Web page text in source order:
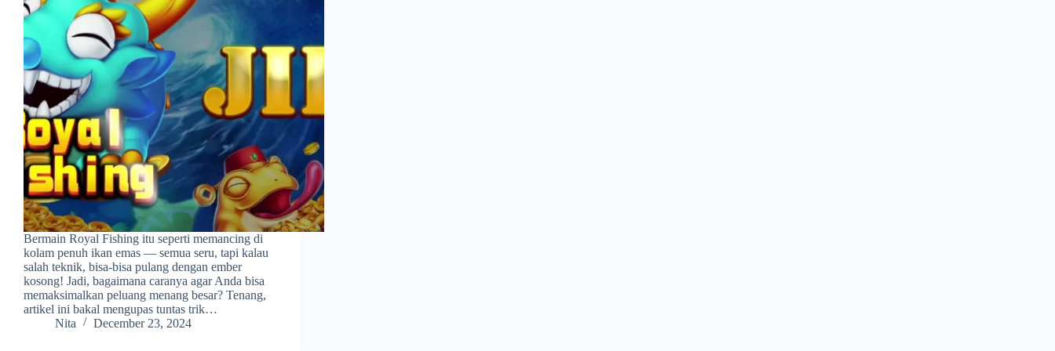
Bermain Royal Fishing itu seperti memancing di
kolam penuh ikan emas — semua seru, tapi kalau
salah teknik, bisa-bisa pulang dengan ember
kosong! Jadi, bagaimana caranya agar Anda bisa
memaksimalkan peluang menang besar? Tenang,
artikel ini bakal mengupas tuntas trik…
Nita
December 23, 2024